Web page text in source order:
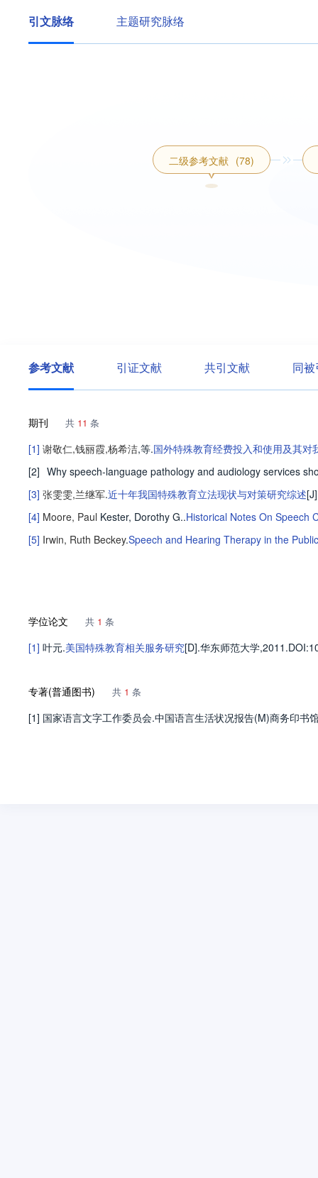
引文脉络 主题研究脉络
二级参考文献 (78)
参考文献 引证文献 共引文献 同
期刊 共 11 条
[1] 谢敬仁,钱丽霞,杨希洁,等.国外特殊教育经费投入和使用及其对
[2] Why speech-language pathology and audiology services
[3] 张雯雯,兰继军.近十年我国特殊教育立法现状与对策研究综述
[4] Moore, Paul Kester, Dorothy G..Historical Notes On Speech
[5] Irwin, Ruth Beckey.Speech and Hearing Therapy in the
学位论文 共 1 条
[1] 叶元.美国特殊教育相关服务研究[D].华东师范大学,2011.
专著(普通图书) 共 1 条
[1] 国家语言文字工作委员会.中国语言生活状况报告(M)商务印书